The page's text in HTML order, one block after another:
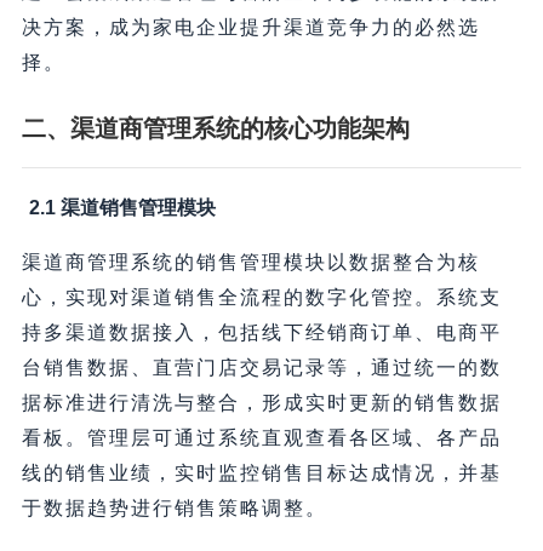
决方案，成为家电企业提升渠道竞争力的必然选
择。
二、渠道商管理系统的核心功能架构
2.1 渠道销售管理模块
渠道商管理系统的销售管理模块以数据整合为核
心，实现对渠道销售全流程的数字化管控。系统支
持多渠道数据接入，包括线下经销商订单、电商平
台销售数据、直营门店交易记录等，通过统一的数
据标准进行清洗与整合，形成实时更新的销售数据
看板。管理层可通过系统直观查看各区域、各产品
线的销售业绩，实时监控销售目标达成情况，并基
于数据趋势进行销售策略调整。